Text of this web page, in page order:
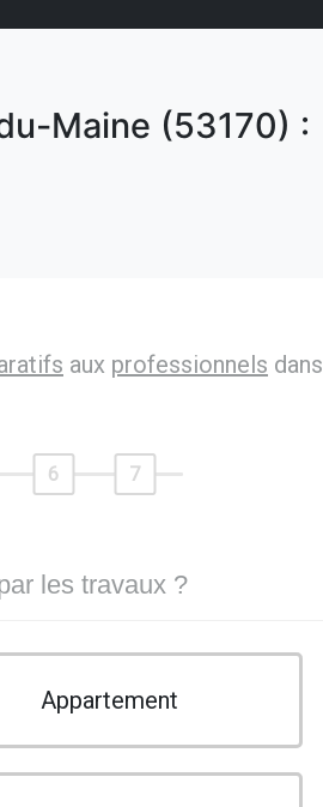
Maine (53170) :
aux professionnels dans
6 7
les travaux ?
Appartement